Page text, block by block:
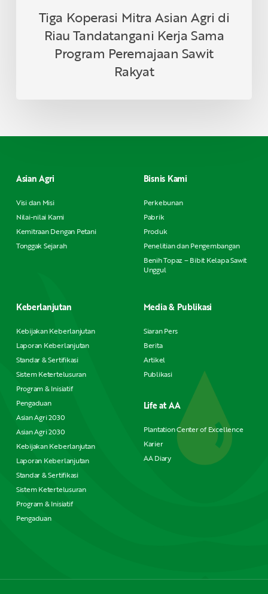
RakyatTiga Koperasi Mitra Asian Agri di
Riau Tandatangani Kerja Sama
Program Peremajaan Sawit
Rakyat
Asian Agri
Visi dan Misi
Nilai-nilai Kami
Kemitraan Dengan Petani
Tonggak Sejarah
Bisnis Kami
Perkebunan
Pabrik
Produk
Penelitian dan Pengembangan
Benih Topaz – Bibit Kelapa Sawit
Unggul
Keberlanjutan
Kebijakan Keberlanjutan
Laporan Keberlanjutan
Standar & Sertifikasi
Sistem Ketertelusuran
Program & Inisiatif
Pengaduan
Asian Agri 2030
Asian Agri 2030
Kebijakan Keberlanjutan
Laporan Keberlanjutan
Standar & Sertifikasi
Sistem Ketertelusuran
Program & Inisiatif
Pengaduan
Media & Publikasi
Siaran Pers
Berita
Artikel
Publikasi
Life at AA
Plantation Center of Excellence
Karier
AA Diary